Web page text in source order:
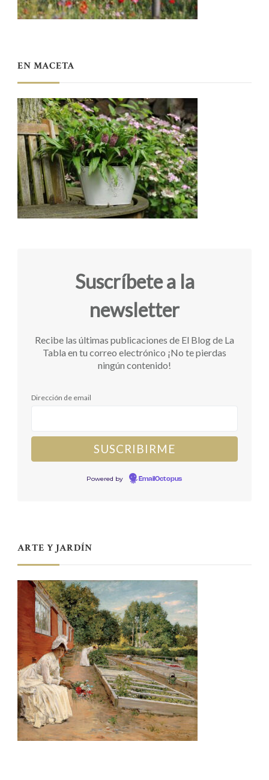
EN MACETA
Suscríbete a la
newsletter
Recibe las últimas publicaciones de El Blog de La
Tabla en tu correo electrónico ¡No te pierdas
ningún contenido!
Dirección de email
Powered by EmailOctopus
ARTE Y JARDÍN